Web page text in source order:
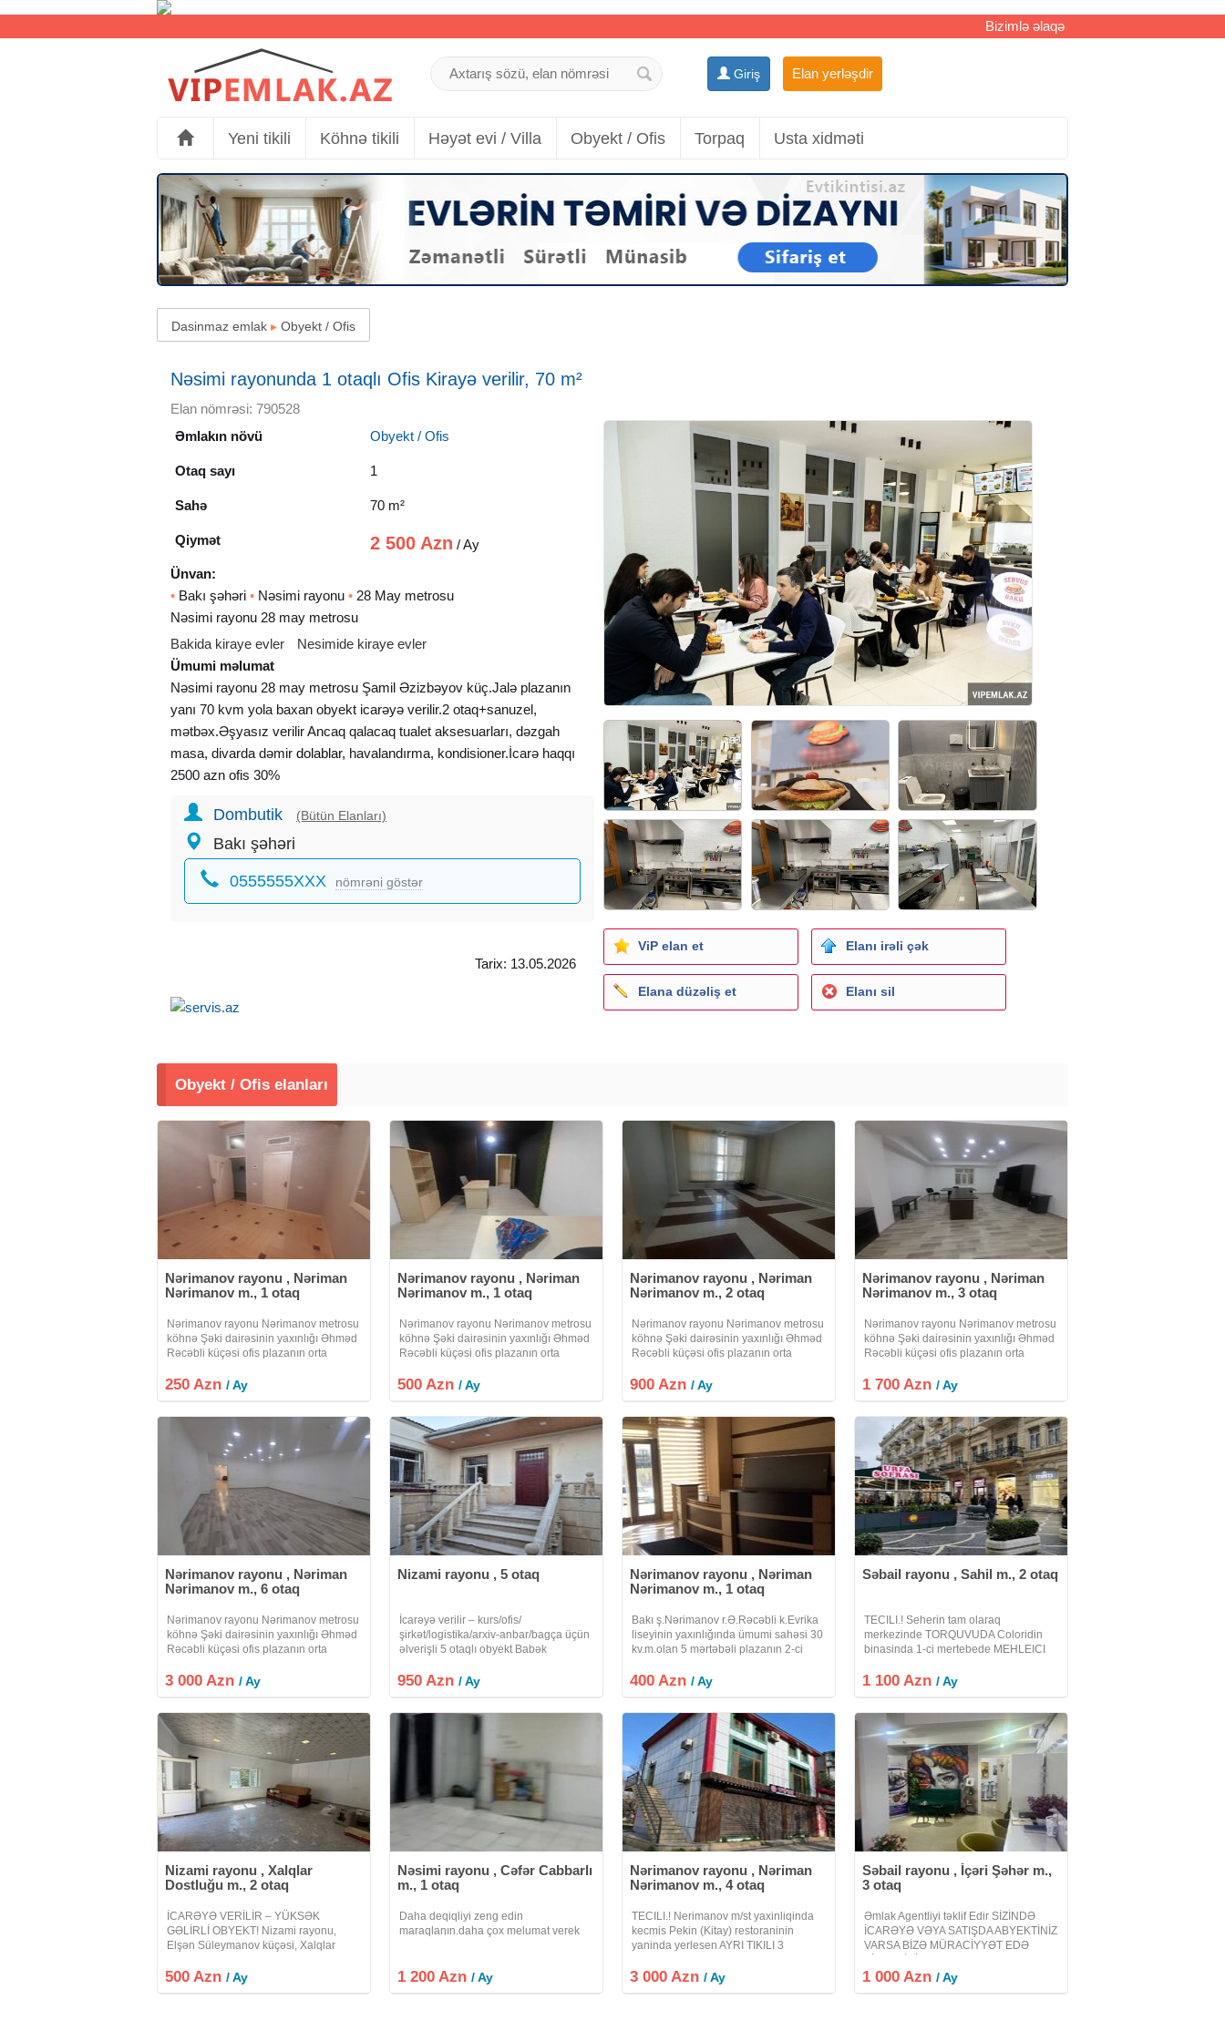
Bizimlə əlaqə
Giriş Elan yerləşdir
Yeni tikili Köhnə tikili Həyət evi / Villa Obyekt / Ofis Torpaq Usta xidməti
Dasinmaz emlak ▸ Obyekt / Ofis
Nəsimi rayonunda 1 otaqlı Ofis Kirayə verilir, 70 m²
Elan nömrəsi: 790528
Əmlakın növü
Obyekt / Ofis
Otaq sayı 1
Sahə 70 m²
Qiymət 2 500 Azn / Ay
Ünvan:
• Bakı şəhəri • Nəsimi rayonu • 28 May metrosu
Nəsimi rayonu 28 may metrosu
Bakida kiraye evler
Nesimide kiraye evler
Ümumi məlumat
Nəsimi rayonu 28 may metrosu Şamil Əzizbəyov küç.Jalə plazanın
yanı 70 kvm yola baxan obyekt icarəyə verilir.2 otaq+sanuzel,
mətbəx.Əşyasız verilir Ancaq qalacaq tualet aksesuarları, dəzgah
masa, divarda dəmir dolablar, havalandırma, kondisioner.İcarə haqqı
2500 azn ofis 30%
Dombutik (Bütün Elanları)
Bakı şəhəri
0555555XXX nömrəni göstər
Tarix: 13.05.2026
ViP elan et Elanı irəli çək
Elana düzəliş et Elanı sil
Obyekt / Ofis elanları
Nərimanov rayonu , Nəriman
Nərimanov m., 1 otaq
Nərimanov rayonu Nərimanov metrosu
köhnə Şəki dairəsinin yaxınlığı Əhməd
Rəcəbli küçəsi ofis plazanın orta
isitmə və mərkəzi soyutma sistemi
vardır hər otaqda sanitar qovşaq
250 Azn/ Ay
Nərimanov rayonu , Nəriman
Nərimanov m., 1 otaq
Nərimanov rayonu Nərimanov metrosu
köhnə Şəki dairəsinin yaxınlığı Əhməd
Rəcəbli küçəsi ofis plazanın orta
dür.lift var. Yay üçün kondisoner qış
üçün isə kombisi vardır.qadın kişi
500 Azn/ Ay
Nərimanov rayonu , Nəriman
Nərimanov m., 2 otaq
Nərimanov rayonu Nərimanov metrosu
köhnə Şəki dairəsinin yaxınlığı Əhməd
Rəcəbli küçəsi ofis plazanın orta
kondisoner qış üçün isə kombisi vardır.
isti döşəmədir. 1 açıq zal olub
900 Azn/ Ay
Nərimanov rayonu , Nəriman
Nərimanov m., 3 otaq
Nərimanov rayonu Nərimanov metrosu
köhnə Şəki dairəsinin yaxınlığı Əhməd
Rəcəbli küçəsi ofis plazanın orta
1 sanitar qovşaqdan
ibarətdir.otaqlarda mətbəxdə hər
1 700 Azn/ Ay
Nərimanov rayonu , Nəriman
Nərimanov m., 6 otaq
Nərimanov rayonu Nərimanov metrosu
köhnə Şəki dairəsinin yaxınlığı Əhməd
Rəcəbli küçəsi ofis plazanın orta
2 sanitar qovşaqdan
ibarətdir.otaqlarda hər birində pəncərə
3 000 Azn/ Ay
Nizami rayonu , 5 otaq
İcarəyə verilir – kurs/ofis/
şirkət/logistika/arxiv-anbar/bagça üçün
əlverişli 5 otaqlı obyekt Babək
328 nömrəli məktəbin yanı. Əsas
Babek pr-ti yoluna cox yaxin. Kurs,
950 Azn/ Ay
Nərimanov rayonu , Nəriman
Nərimanov m., 1 otaq
Bakı ş.Nərimanov r.Ə.Rəcəbli k.Evrika
liseyinin yaxınlığında ümumi sahəsi 30
kv.m.olan 5 mərtəbəli plazanın 2-ci
icarəyə verilir.Ofis boş vəziyyətdə
verilir.Mebellər arendatora
400 Azn/ Ay
Səbail rayonu , Sahil m., 2 otaq
TECILI.! Seherin tam olaraq
merkezinde TORQUVUDA Coloridin
binasinda 1-ci mertebede MEHLEICI
temir olunub ve temirden sonra
ISTIFADEDE OLMAYIB butun
1 100 Azn/ Ay
Nizami rayonu , Xalqlar
Dostluğu m., 2 otaq
İCARƏYƏ VERİLİR – YÜKSƏK
GƏLİRLİ OBYEKT! Nizami rayonu,
Elşən Süleymanov küçəsi, Xalqlar
dəqiqəlik məsafədə yerləşən, ümumi
sahəsi 50 m² olan 2 otaqlı kommersiya
500 Azn/ Ay
Nəsimi rayonu , Cəfər Cabbarlı
m., 1 otaq
Daha deqiqliyi zeng edin
maraqlanın.daha çox melumat verek
1 200 Azn/ Ay
Nərimanov rayonu , Nəriman
Nərimanov m., 4 otaq
TECILI.! Nerimanov m/st yaxinliqinda
kecmis Pekin (Kitay) restoraninin
yaninda yerlesen AYRI TIKILI 3
obyekt evveller sirniyyat evi kimi
fealiyyet gosterib lakin bir cox
3 000 Azn/ Ay
Səbail rayonu , İçəri Şəhər m.,
3 otaq
Əmlak Agentliyi təklif Edir SİZİNDƏ
İCARƏYƏ VƏYA SATIŞDA ABYEKTİNİZ
VARSA BİZƏ MÜRACİYYƏT EDƏ
Gözəllik salonu icarəyə verilir Şəhərin
mərkəzində, İçərişəhər metrosuna
1 000 Azn/ Ay